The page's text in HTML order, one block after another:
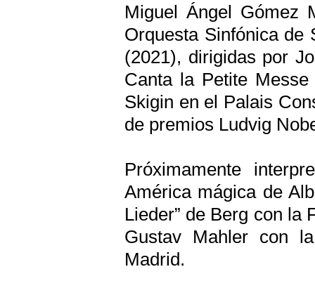
Miguel Ángel Gómez
Orquesta Sinfónica de
(2021), dirigidas por
Canta la Petite
Skigin en el Palais
de premios Ludvig
Próximamente
América mágica de
Lieder” de Berg con la
Gustav Mahler con
Madrid.